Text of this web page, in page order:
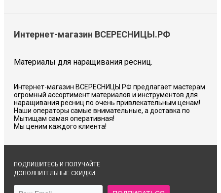
Интернет-магазин ВСЕРЕСНИЦЫ.РФ
Материалы для наращивания ресниц.
Интернет-магазин ВСЕРЕСНИЦЫ.РФ предлагает мастерам
огромный ассортимент материалов и инструментов для
наращивания ресниц по очень привлекательным ценам!
Наши операторы самые внимательные, а доставка по
Мытищам самая оперативная!
Мы ценим каждого клиента!
ПОДПИШИТЕСЬ И ПОЛУЧАЙТЕ
ДОПОЛНИТЕЛЬНЫЕ СКИДКИ